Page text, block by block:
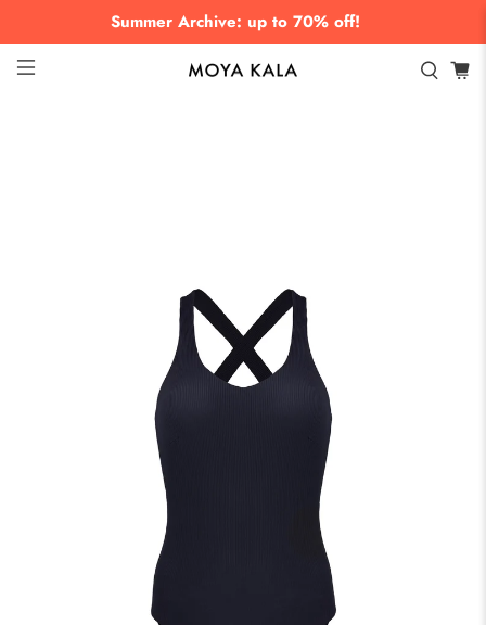
Summer Archive: up to 70% off!